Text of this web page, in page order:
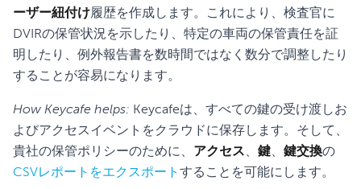
ーザー紐付け履歴を作成します。これにより、検査官に
DVIRの保管状況を示したり、特定の車両の保管責任を証
明したり、例外報告書を数時間ではなく数分で調整したり
することが容易になります。
How Keycafe helps: Keycafeは、すべての鍵の受け渡しお
よびアクセスイベントをクラウドに保存します。そして、
貴社の保管ポリシーのために、 アクセス、 鍵、 鍵交換の
CSVレポートをエクスポート することを可能にします。